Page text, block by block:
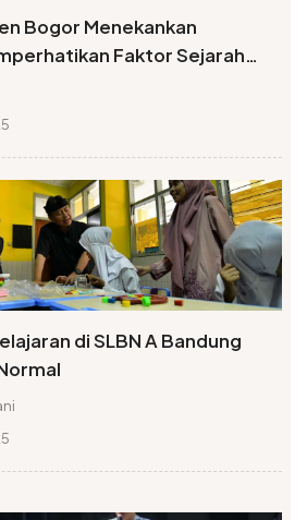
Bogor Menekankan
Faktor Sejarah
Rupabumi
di SLBN A Bandung